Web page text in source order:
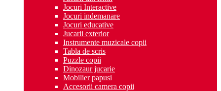
Jocuri Interactive
Jocuri indemanare
Jocuri educative
Jucarii exterior
Instrumente muzicale copii
Tabla de scris
Puzzle copii
Dinozaur jucarie
Mobilier papusi
Accesorii camera copii